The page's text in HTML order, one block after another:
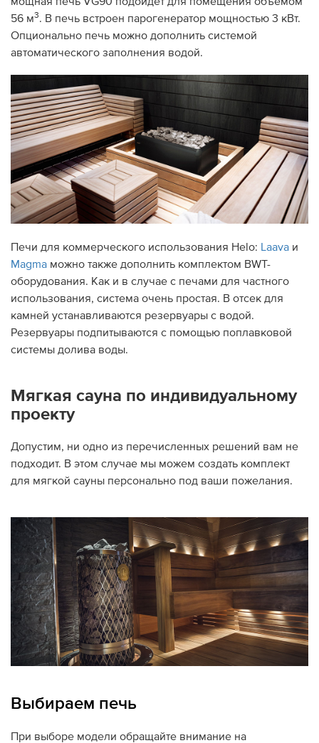
56 м3. В печь встроен парогенератор мощностью 3 кВт.
Опционально печь можно дополнить системой
автоматического заполнения водой.
Печи для коммерческого использования Helo: Laava и
Magma можно также дополнить комплектом BWT-
оборудования. Как и в случае с печами для частного
использования, система очень простая. В отсек для
камней устанавливаются резервуары с водой.
Резервуары подпитываются с помощью поплавковой
системы долива воды.
Мягкая сауна по индивидуальному
проекту
Допустим, ни одно из перечисленных решений вам не
подходит. В этом случае мы можем создать комплект
для мягкой сауны персонально под ваши пожелания.
Выбираем печь
При выборе модели обращайте внимание на